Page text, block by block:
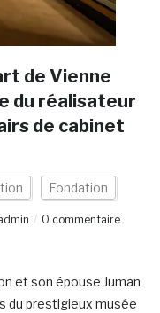
de Vienne
du réalisateur
de cabinet
Fondation
0 commentaire
et son épouse Juman
du prestigieux musée